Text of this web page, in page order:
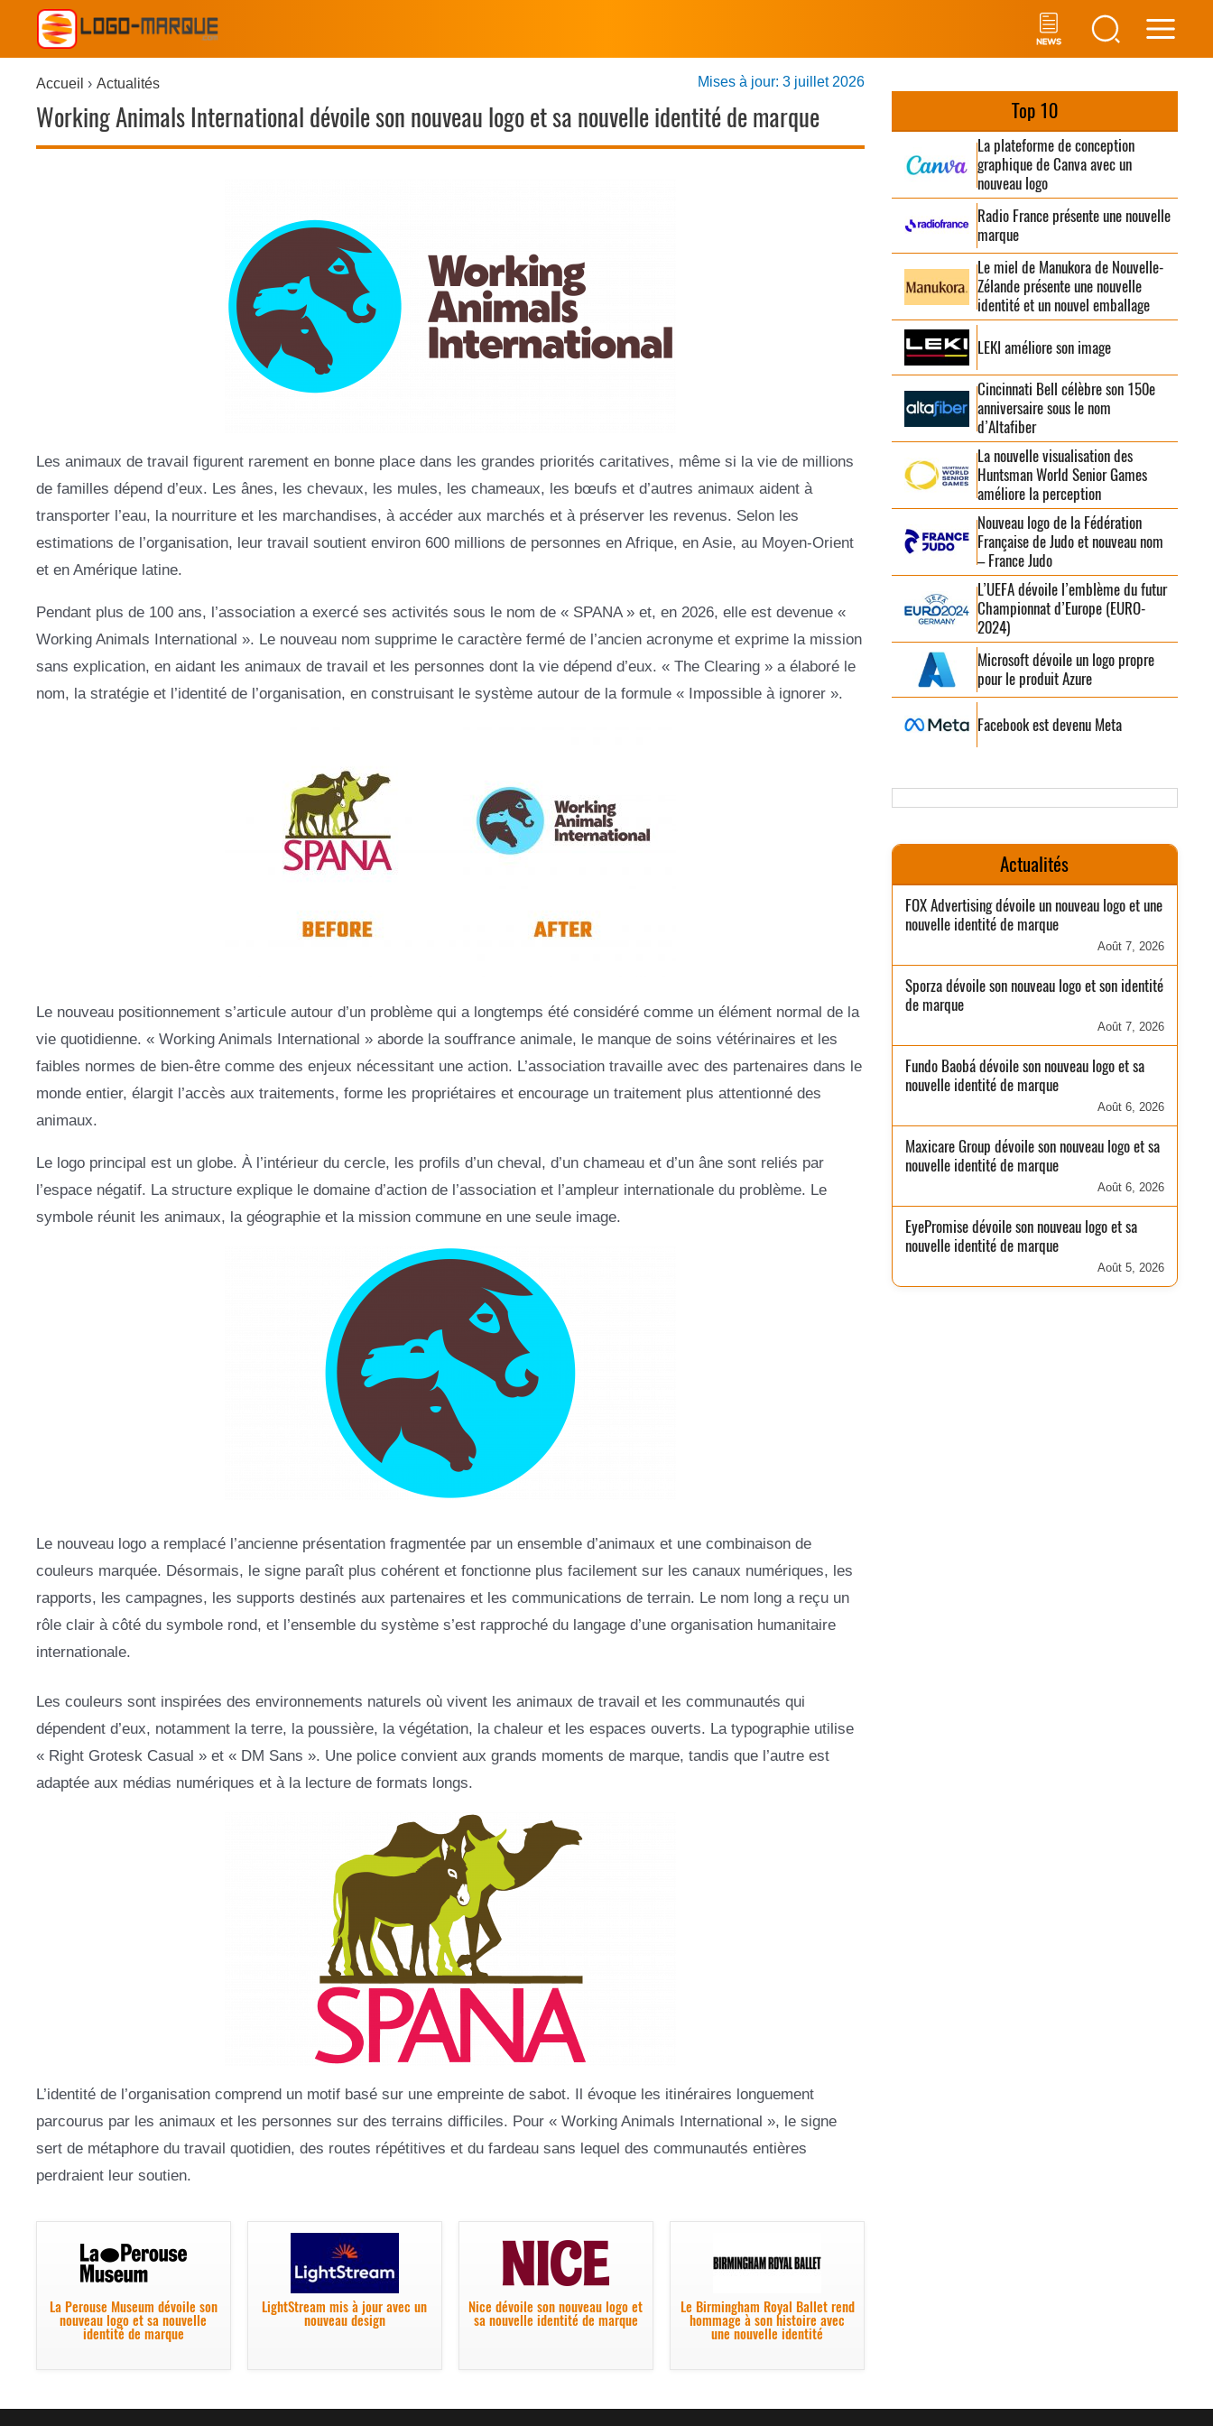
Accueil Actualités
Working Animals International dévoile son nouveau logo et sa nouvelle identité de marque
Mises à jour: 3 juillet 2026
Les animaux de travail figurent rarement en bonne place dans les grandes priorités caritatives, même si la vie de millions
de familles dépend d’eux. Les ânes, les chevaux, les mules, les chameaux, les bœufs et d’autres animaux aident à
transporter l’eau, la nourriture et les marchandises, à accéder aux marchés et à préserver les revenus. Selon les
estimations de l’organisation, leur travail soutient environ 600 millions de personnes en Afrique, en Asie, au Moyen-Orient
et en Amérique latine.
Pendant plus de 100 ans, l’association a exercé ses activités sous le nom de « SPANA » et, en 2026, elle est devenue «
Working Animals International ». Le nouveau nom supprime le caractère fermé de l’ancien acronyme et exprime la mission
sans explication, en aidant les animaux de travail et les personnes dont la vie dépend d’eux. « The Clearing » a élaboré le
nom, la stratégie et l’identité de l’organisation, en construisant le système autour de la formule « Impossible à ignorer ».
Le nouveau positionnement s’articule autour d’un problème qui a longtemps été considéré comme un élément normal de la
vie quotidienne. « Working Animals International » aborde la souffrance animale, le manque de soins vétérinaires et les
faibles normes de bien-être comme des enjeux nécessitant une action. L’association travaille avec des partenaires dans le
monde entier, élargit l’accès aux traitements, forme les propriétaires et encourage un traitement plus attentionné des
animaux.
Le logo principal est un globe. À l’intérieur du cercle, les profils d’un cheval, d’un chameau et d’un âne sont reliés par
l’espace négatif. La structure explique le domaine d’action de l’association et l’ampleur internationale du problème. Le
symbole réunit les animaux, la géographie et la mission commune en une seule image.
Le nouveau logo a remplacé l’ancienne présentation fragmentée par un ensemble d’animaux et une combinaison de
couleurs marquée. Désormais, le signe paraît plus cohérent et fonctionne plus facilement sur les canaux numériques, les
rapports, les campagnes, les supports destinés aux partenaires et les communications de terrain. Le nom long a reçu un
rôle clair à côté du symbole rond, et l’ensemble du système s’est rapproché du langage d’une organisation humanitaire
internationale.
Les couleurs sont inspirées des environnements naturels où vivent les animaux de travail et les communautés qui
dépendent d’eux, notamment la terre, la poussière, la végétation, la chaleur et les espaces ouverts. La typographie utilise
« Right Grotesk Casual » et « DM Sans ». Une police convient aux grands moments de marque, tandis que l’autre est
adaptée aux médias numériques et à la lecture de formats longs.
L’identité de l’organisation comprend un motif basé sur une empreinte de sabot. Il évoque les itinéraires longuement
parcourus par les animaux et les personnes sur des terrains difficiles. Pour « Working Animals International », le signe
sert de métaphore du travail quotidien, des routes répétitives et du fardeau sans lequel des communautés entières
perdraient leur soutien.
La Perouse Museum dévoile son
nouveau logo et sa nouvelle
identité de marque
LightStream mis à jour avec un
nouveau design
Nice dévoile son nouveau logo et
sa nouvelle identité de marque
Le Birmingham Royal Ballet rend
hommage à son histoire avec
une nouvelle identité
Top 10
La plateforme de conception
graphique de Canva avec un
nouveau logo
Radio France présente une nouvelle
marque
Le miel de Manukora de Nouvelle-
Zélande présente une nouvelle
identité et un nouvel emballage
LEKI améliore son image
Cincinnati Bell célèbre son 150e
anniversaire sous le nom
d’Altafiber
La nouvelle visualisation des
Huntsman World Senior Games
améliore la perception
Nouveau logo de la Fédération
Française de Judo et nouveau nom
– France Judo
L’UEFA dévoile l’emblème du futur
Championnat d’Europe (EURO-
2024)
Microsoft dévoile un logo propre
pour le produit Azure
Facebook est devenu Meta
Actualités
FOX Advertising dévoile un nouveau logo et une
nouvelle identité de marque
Août 7, 2026
Sporza dévoile son nouveau logo et son identité
de marque
Août 7, 2026
Fundo Baobá dévoile son nouveau logo et sa
nouvelle identité de marque
Août 6, 2026
Maxicare Group dévoile son nouveau logo et sa
nouvelle identité de marque
Août 6, 2026
EyePromise dévoile son nouveau logo et sa
nouvelle identité de marque
Août 5, 2026